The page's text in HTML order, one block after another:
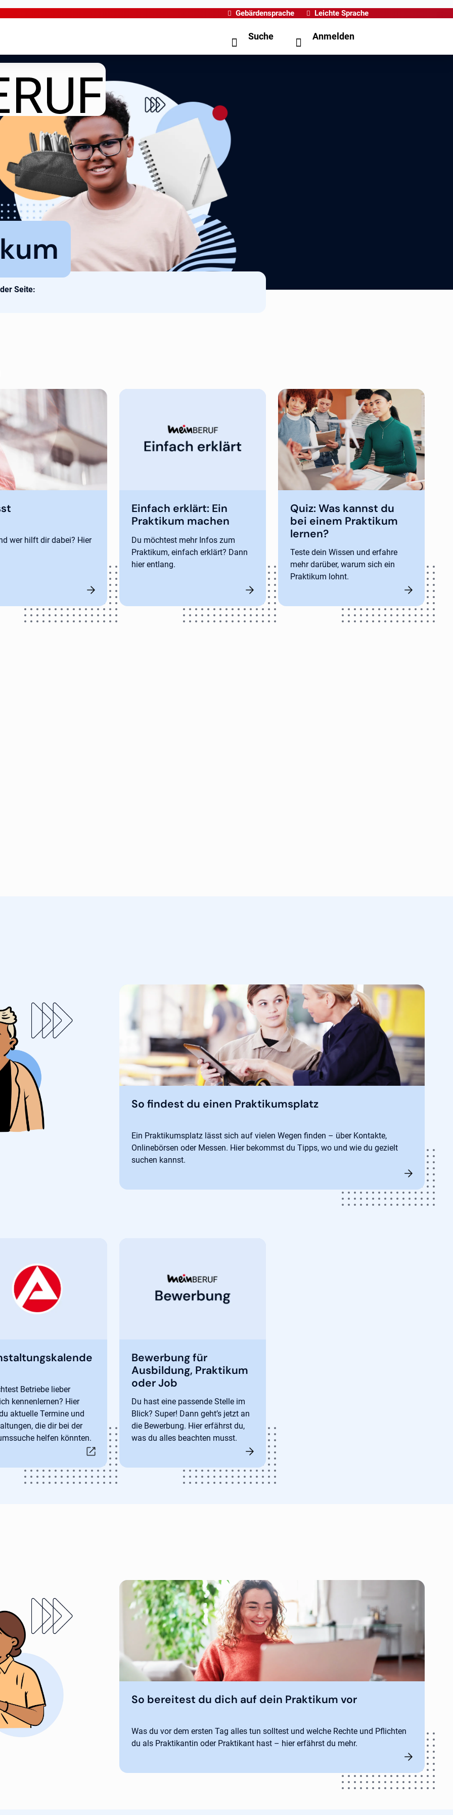
Gebärdensprache Leichte Sprache
Suche Anmelden
Seite:
wer hilft dir dabei? Hier
Einfach erklärt: Ein
Praktikum machen
Du möchtest mehr Infos zum
Praktikum, einfach erklärt? Dann
hier entlang.
Quiz: Was kannst du
bei einem Praktikum
lernen?
Teste dein Wissen und erfahre
mehr darüber, warum sich ein
Praktikum lohnt.
So findest du einen Praktikumsplatz
Ein Praktikumsplatz lässt sich auf vielen Wegen finden – über Kontakte,
Onlinebörsen oder Messen. Hier bekommst du Tipps, wo und wie du gezielt
suchen kannst.
in neuem Tab
Betriebe lieber
kennenlernen? Hier
aktuelle Termine und
die dir bei der
helfen könnten.
Bewerbung für
Ausbildung, Praktikum
oder Job
Du hast eine passende Stelle im
Blick? Super! Dann geht’s jetzt an
die Bewerbung. Hier erfährst du,
was du alles beachten musst.
So bereitest du dich auf dein Praktikum vor
Was du vor dem ersten Tag alles tun solltest und welche Rechte und Pflichten
du als Praktikantin oder Praktikant hast – hier erfährst du mehr.